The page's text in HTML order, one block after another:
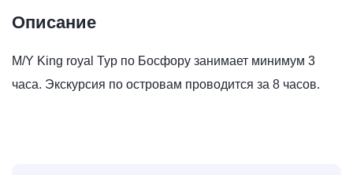
Описание
M/Y King royal Тур по Босфору занимает минимум 3
часа. Экскурсия по островам проводится за 8 часов.